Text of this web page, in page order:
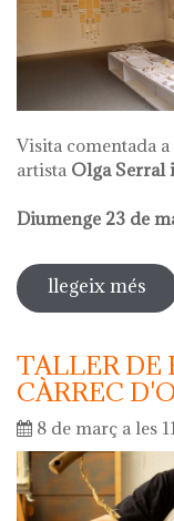
Visita comentada
artista Olga Serral
Diumenge 23 de
llegeix més
TALLER DE
CÀRREC
8 de març a les